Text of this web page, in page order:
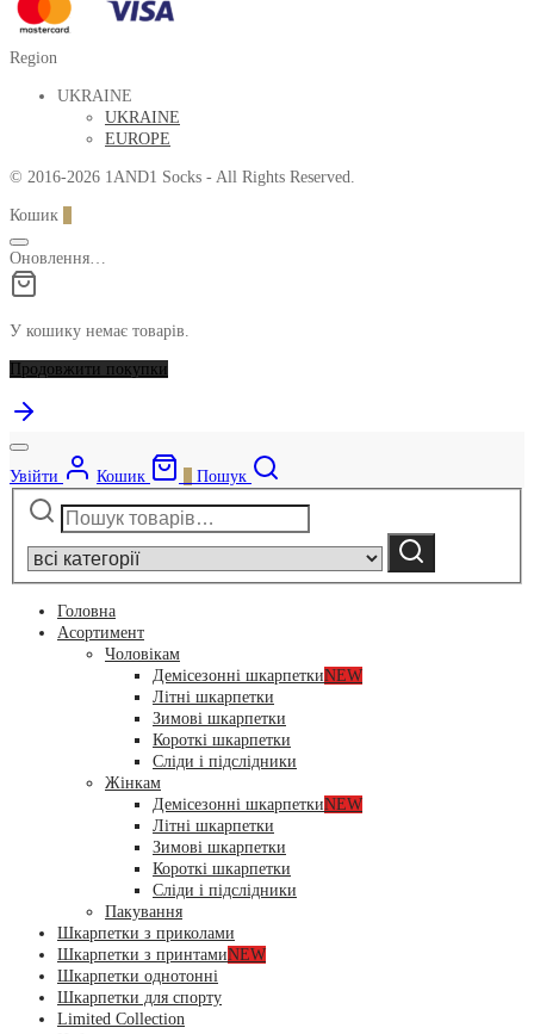
Region
UKRAINE
UKRAINE
EUROPE
© 2016-2026 1AND1 Socks - All Rights Reserved.
Кошик
Оновлення…
У кошику немає товарів.
Продовжити покупки
Увійти Кошик
Пошук
Шукати:
category:
Шукати
Головна
Асортимент
Чоловікам
Демісезонні шкарпеткиNEW
Літні шкарпетки
Зимові шкарпетки
Короткі шкарпетки
Сліди і підслідники
Жінкам
Демісезонні шкарпеткиNEW
Літні шкарпетки
Зимові шкарпетки
Короткі шкарпетки
Сліди і підслідники
Пакування
Шкарпетки з приколами
Шкарпетки з принтамиNEW
Шкарпетки однотонні
Шкарпетки для спорту
Limited Collection